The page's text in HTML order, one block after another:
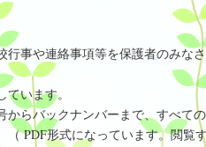
行事や連絡事項等を保護者のみな
います。
からバックナンバーまで、すべて
（ PDF形式になっています。閲覧